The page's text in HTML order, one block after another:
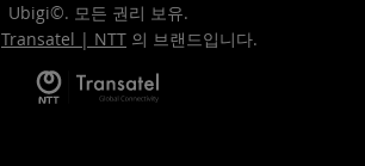
Ubigi©. 모든 권리 보유.
Transatel | NTT 의 브랜드입니다.